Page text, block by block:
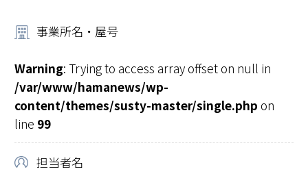
事業所名・屋号
Warning: Trying to access array offset on null in
/var/www/hamanews/wp-
content/themes/susty-master/single.php on
line 99
担当者名